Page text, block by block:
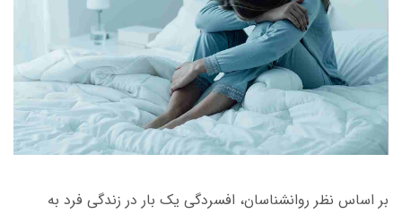
بر اساس نظر روانشناسان، افسردگی یک بار در زندگی فرد به